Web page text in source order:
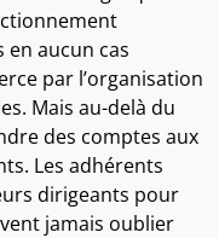
aucun cas
par l’organisation
Mais au-delà du
des comptes aux
Les adhérents
dirigeants pour
jamais oublier